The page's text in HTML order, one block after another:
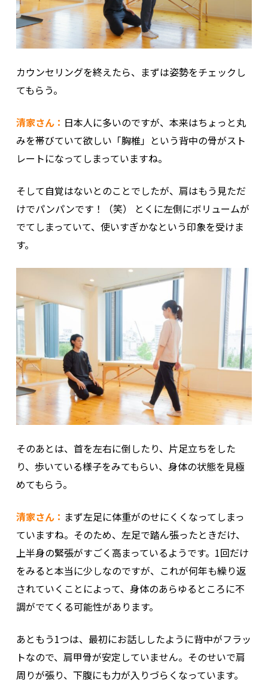
カウンセリングを終えたら、まずは姿勢をチェックし
てもらう。
清家さん： 日本人に多いのですが、本来はちょっと丸
みを帯びていて欲しい「胸椎」という背中の骨がスト
レートになってしまっていますね。
そして自覚はないとのことでしたが、肩はもう見ただ
けでパンパンです！（笑） とくに左側にボリュームが
でてしまっていて、使いすぎかなという印象を受けま
す。
そのあとは、首を左右に倒したり、片足立ちをした
り、歩いている様子をみてもらい、身体の状態を見極
めてもらう。
清家さん： まず左足に体重がのせにくくなってしまっ
ていますね。そのため、左足で踏ん張ったときだけ、
上半身の緊張がすごく高まっているようです。1回だけ
をみると本当に少しなのですが、これが何年も繰り返
されていくことによって、身体のあらゆるところに不
調がでてくる可能性があります。
あともう1つは、最初にお話ししたように背中がフラッ
トなので、肩甲骨が安定していません。そのせいで肩
周りが張り、下腹にも力が入りづらくなっています。